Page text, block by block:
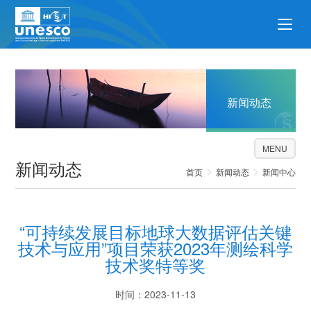
新闻动态
新闻动态 首页 新闻动态 新闻中心
MENU
“可持续发展目标地球大数据评估关键
技术与应用”项目荣获2023年测绘科学
技术奖特等奖
时间：2023-11-13